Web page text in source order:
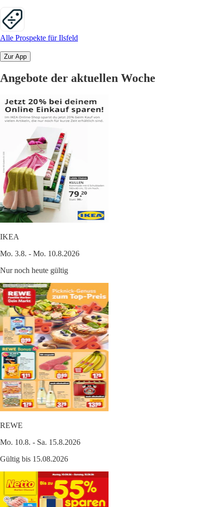
Alle Prospekte für Ilsfeld
Zur App
Angebote der aktuellen Woche
IKEA
Mo. 3.8. - Mo. 10.8.2026
Nur noch heute gültig
REWE
Mo. 10.8. - Sa. 15.8.2026
Gültig bis 15.08.2026